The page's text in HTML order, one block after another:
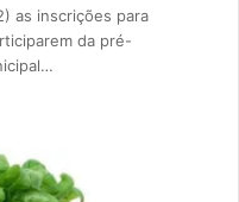
as inscrições para
da pré-